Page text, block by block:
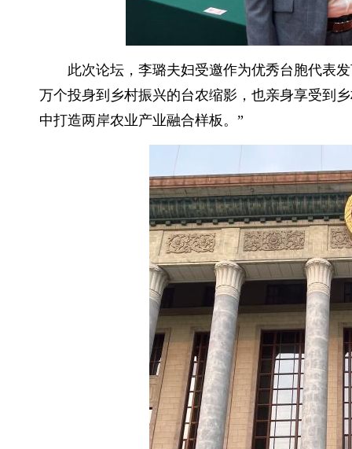
此次论坛，李璐夫妇受邀作为优秀台胞代表
万个投身到乡村振兴的台农缩影，也亲身享受到
中打造两岸农业产业融合样板。”